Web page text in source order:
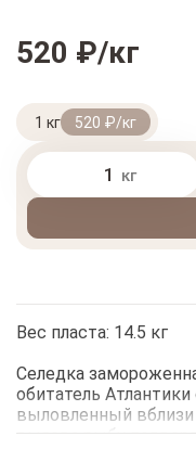
520 ₽/кг
1 кг 520 ₽/кг
кг
Вес пласта: 14.5 кг
Селедка
обитатель
выловленный
вылова рыбу
сроки доставляют